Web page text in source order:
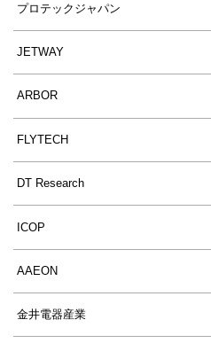
プロテックジャパン
JETWAY
ARBOR
FLYTECH
DT Research
ICOP
AAEON
金井電器産業